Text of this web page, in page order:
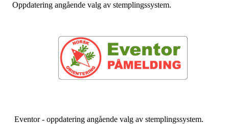
Oppdatering angående valg av stemplingssystem.
Eventor - oppdatering angående valg av stemplingssystem.